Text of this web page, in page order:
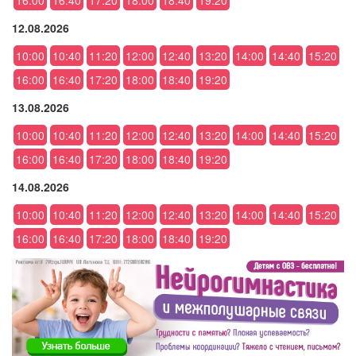
12.08.2026
10:00 10:40 11:20 12:00 12:40 13:20 14:00 14:40 15:20
16:00 16:40 17:20 18:00 18:40 19:20
13.08.2026
10:00 10:40 11:20 12:00 12:40 13:20 14:00 14:40 15:20
16:00 16:40 17:20 18:00 18:40 19:20
14.08.2026
10:00 10:40 11:20 12:00 12:40 13:20 14:00 14:40 15:20
16:00 16:40 17:20 18:00 18:40 19:20